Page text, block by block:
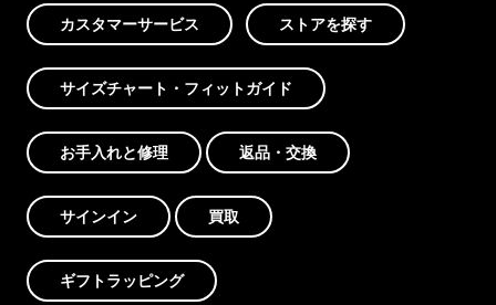
カスタマーサービス ストアを探す
サイズチャート・フィットガイド
お手入れと修理 返品・交換
サインイン 買取
ギフトラッピング